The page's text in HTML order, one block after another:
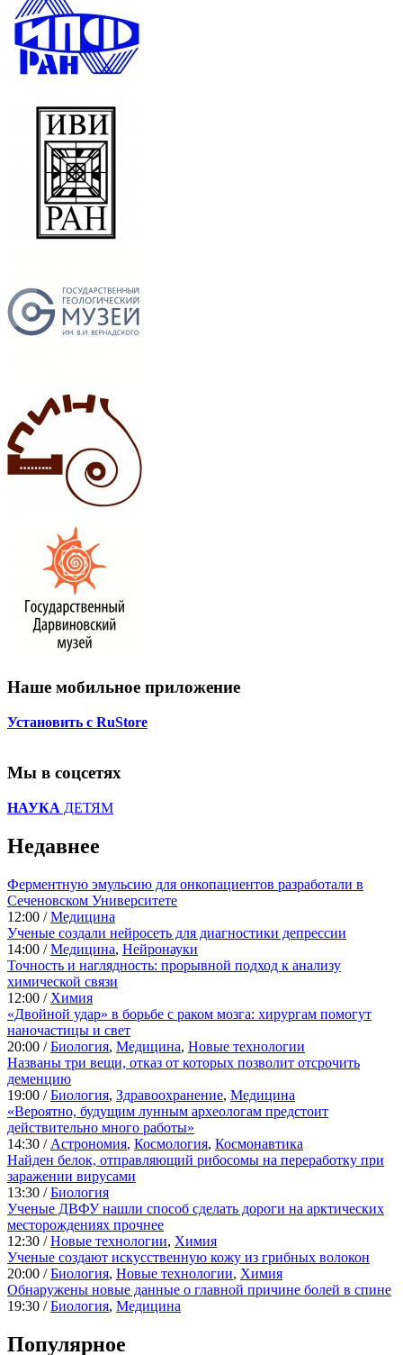
Наше мобильное приложение
Установить с RuStore
Мы в соцсетях
НАУКА ДЕТЯМ
Недавнее
Ферментную эмульсию для онкопациентов разработали в
Сеченовском Университете
12:00 /Медицина
Ученые создали нейросеть для диагностики депрессии
14:00 /Медицина, Нейронауки
Точность и наглядность: прорывной подход к анализу
химической связи
12:00 / Химия
«Двойной удар» в борьбе с раком мозга: хирургам помогут
наночастицы и свет
20:00 /Биология, Медицина, Новые технологии
Названы три вещи, отказ от которых позволит отсрочить
деменцию
19:00 /Биология, Здравоохранение, Медицина
«Вероятно, будущим лунным археологам предстоит
действительно много работы»
14:30 / Астрономия, Космология, Космонавтика
Найден белок, отправляющий рибосомы на переработку при
заражении вирусами
13:30 /Биология
Ученые ДВФУ нашли способ сделать дороги на арктических
месторождениях прочнее
12:30 /Новые технологии, Химия
Ученые создают искусственную кожу из грибных волокон
20:00 /Биология, Новые технологии, Химия
Обнаружены новые данные о главной причине болей в спине
19:30 /Биология, Медицина
Популярное